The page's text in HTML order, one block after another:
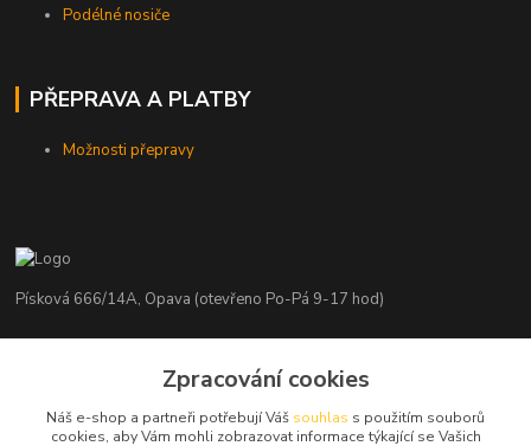
Podélné nosiče
PŘEPRAVA A PLATBY
Možnosti přepravy
Písková 666/14A, Opava (otevřeno Po-Pá 9-17 hod)
+420 776 839 986Zpracování cookies
Náš e-shop a partneři potřebují Váš souhlas s použitím souborů
cookies, aby Vám mohli zobrazovat informace týkající se Vašich